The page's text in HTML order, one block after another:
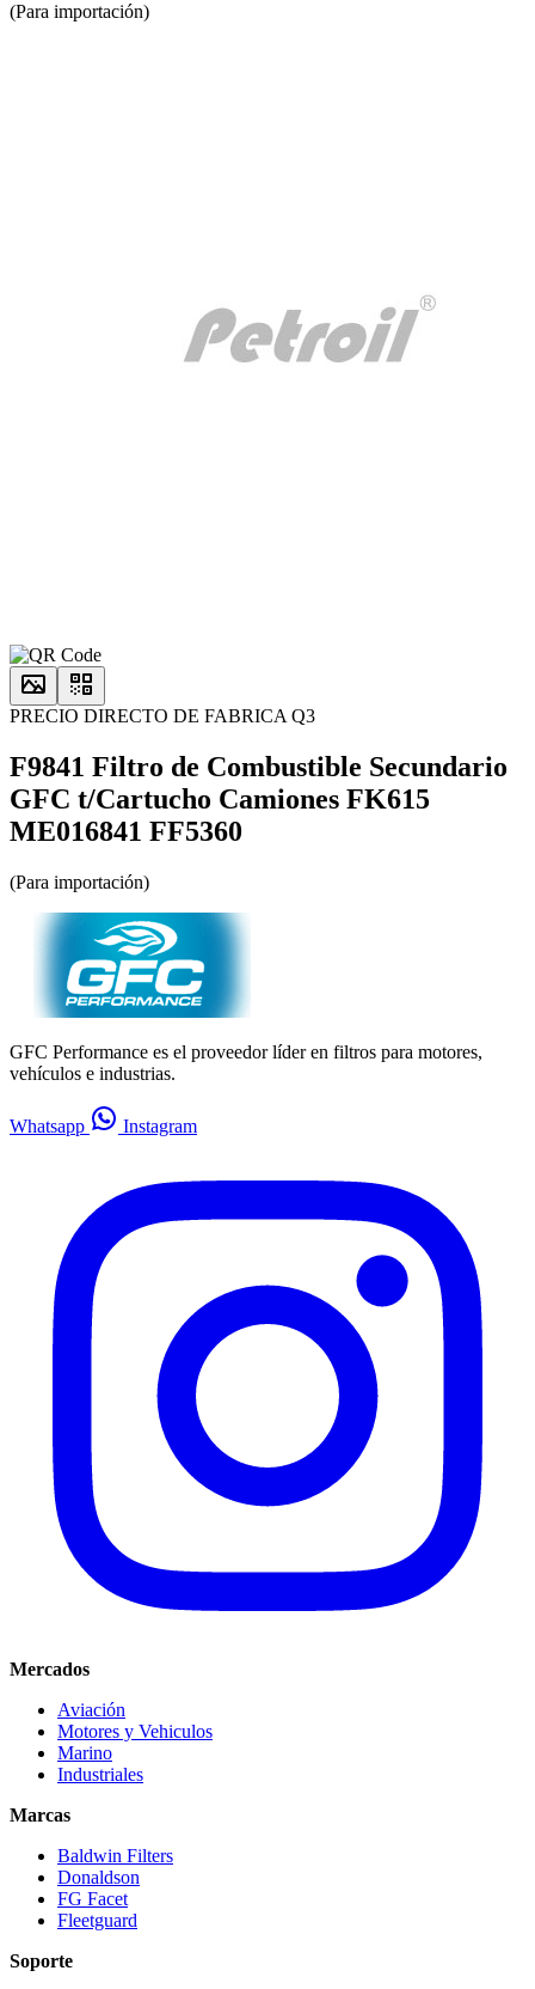
(Para importación)
PRECIO DIRECTO DE FABRICA Q3
F9841 Filtro de Combustible Secundario
GFC t/Cartucho Camiones FK615
ME016841 FF5360
(Para importación)
GFC Performance es el proveedor líder en filtros para motores,
vehículos e industrias.
Whatsapp Instagram
Mercados
Aviación
Motores y Vehiculos
Marino
Industriales
Marcas
Baldwin Filters
Donaldson
FG Facet
Fleetguard
Soporte